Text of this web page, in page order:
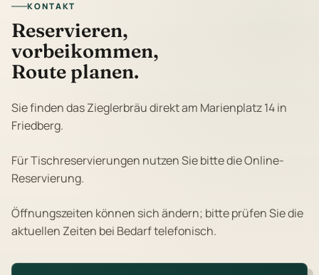
KONTAKT
Reservieren,
vorbeikommen,
Route planen.
Sie finden das Zieglerbräu direkt am Marienplatz 14 in
Friedberg.
Für Tischreservierungen nutzen Sie bitte die Online-
Reservierung.
Öffnungszeiten können sich ändern; bitte prüfen Sie die
aktuellen Zeiten bei Bedarf telefonisch.